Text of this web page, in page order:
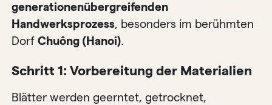
generationenübergreifenden
Handwerksprozess, besonders im berühmten
DorfChuông (Hanoi).
Schritt 1: Vorbereitung der Materialien
Blätter werden geerntet, getrocknet,